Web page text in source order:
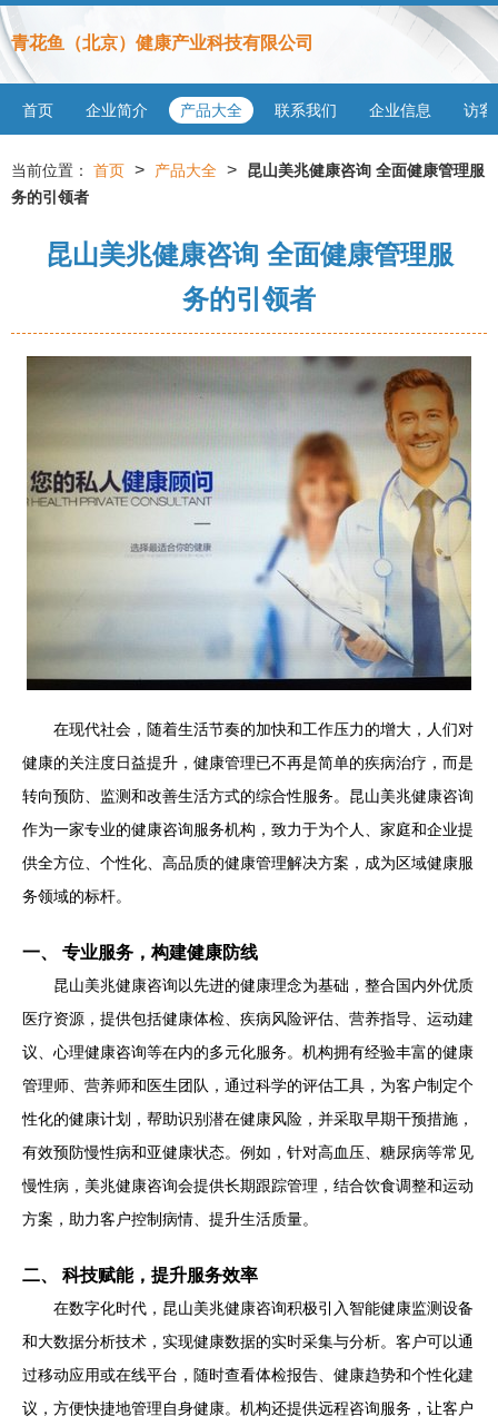
青花鱼（北京）健康产业科技有限公司
首页 企业简介 产品大全 联系我们 企业信息 访客
当前位置： 首页 > 产品大全 >
昆山美兆健康咨询 全面健康管理服
务的引领者
昆山美兆健康咨询 全面健康管理服
务的引领者
在现代社会，随着生活节奏的加快和工作压力的增大，人们对
健康的关注度日益提升，健康管理已不再是简单的疾病治疗，而是
转向预防、监测和改善生活方式的综合性服务。昆山美兆健康咨询
作为一家专业的健康咨询服务机构，致力于为个人、家庭和企业提
供全方位、个性化、高品质的健康管理解决方案，成为区域健康服
务领域的标杆。
一、 专业服务，构建健康防线
昆山美兆健康咨询以先进的健康理念为基础，整合国内外优质
医疗资源，提供包括健康体检、疾病风险评估、营养指导、运动建
议、心理健康咨询等在内的多元化服务。机构拥有经验丰富的健康
管理师、营养师和医生团队，通过科学的评估工具，为客户制定个
性化的健康计划，帮助识别潜在健康风险，并采取早期干预措施，
有效预防慢性病和亚健康状态。例如，针对高血压、糖尿病等常见
慢性病，美兆健康咨询会提供长期跟踪管理，结合饮食调整和运动
方案，助力客户控制病情、提升生活质量。
二、 科技赋能，提升服务效率
在数字化时代，昆山美兆健康咨询积极引入智能健康监测设备
和大数据分析技术，实现健康数据的实时采集与分析。客户可以通
过移动应用或在线平台，随时查看体检报告、健康趋势和个性化建
议，方便快捷地管理自身健康。机构还提供远程咨询服务，让客户